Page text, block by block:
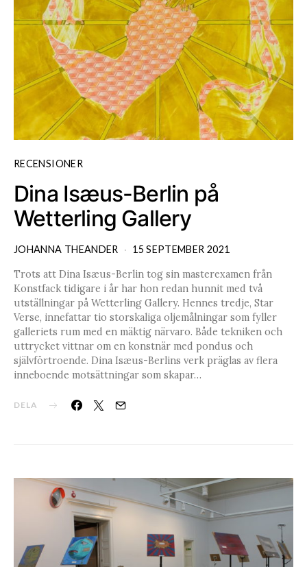
RECENSIONER
Dina Isæus-Berlin på
Wetterling Gallery
JOHANNA THEANDER 15 SEPTEMBER 2021
Trots att Dina Isæus-Berlin tog sin masterexamen från
Konstfack tidigare i år har hon redan hunnit med två
utställningar på Wetterling Gallery. Hennes tredje, Star
Verse, innefattar tio storskaliga oljemålningar som fyller
galleriets rum med en mäktig närvaro. Både tekniken och
uttrycket vittnar om en konstnär med pondus och
självförtroende. Dina Isæus-Berlins verk präglas av flera
inneboende motsättningar som skapar…
DELA